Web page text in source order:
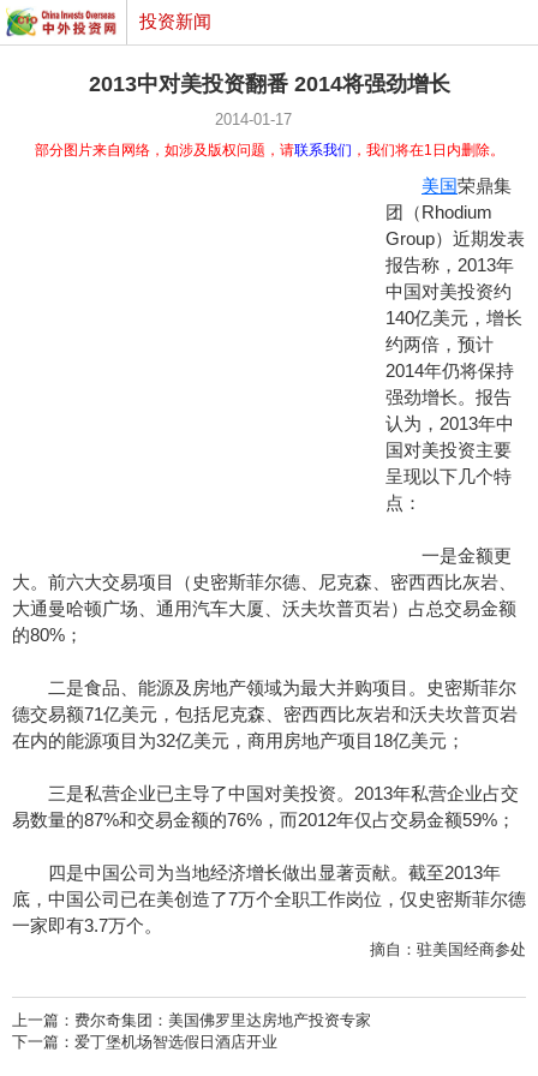
投资新闻
2013中对美投资翻番 2014将强劲增长
2014-01-17
部分图片来自网络，如涉及版权问题，请联系我们 ，我们将在1日内删除。
美国荣鼎集
团（Rhodium
Group）近期发表
报告称，2013年
中国对美投资约
140亿美元，增长
约两倍，预计
2014年仍将保持
强劲增长。报告
认为，2013年中
国对美投资主要
呈现以下几个特
点：
一是金额更
大。前六大交易项目（史密斯菲尔德、尼克森、密西西比灰岩、
大通曼哈顿广场、通用汽车大厦、沃夫坎普页岩）占总交易金额
的80%；
二是食品、能源及房地产领域为最大并购项目。史密斯菲尔
德交易额71亿美元，包括尼克森、密西西比灰岩和沃夫坎普页岩
在内的能源项目为32亿美元，商用房地产项目18亿美元；
三是私营企业已主导了中国对美投资。2013年私营企业占交
易数量的87%和交易金额的76%，而2012年仅占交易金额59%；
四是中国公司为当地经济增长做出显著贡献。截至2013年
底，中国公司已在美创造了7万个全职工作岗位，仅史密斯菲尔德
一家即有3.7万个。
摘自：驻美国经商参处
上一篇： 费尔奇集团：美国佛罗里达房地产投资专家
下一篇： 爱丁堡机场智选假日酒店开业